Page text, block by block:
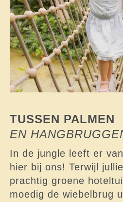
TUSSEN PALMEN
EN
In de jungle leeft er
hier bij ons! Terwijl
prachtig groene
moedig de wiebelbrug